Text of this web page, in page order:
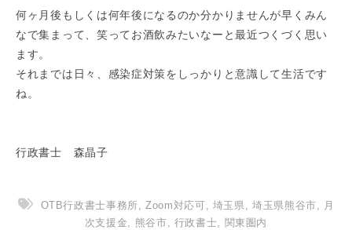
何ヶ月後もしくは何年後になるのか分かりませんが早くみん
なで集まって、笑ってお酒飲みたいなーと最近つくづく思い
ます。
それまでは日々、感染症対策をしっかりと意識して生活です
ね。
行政書士 森晶子
OTB行政書士事務所,Zoom対応可 , 埼玉県, 埼玉県熊谷市, 月
次支援金, 熊谷市, 行政書士, 関東圏内